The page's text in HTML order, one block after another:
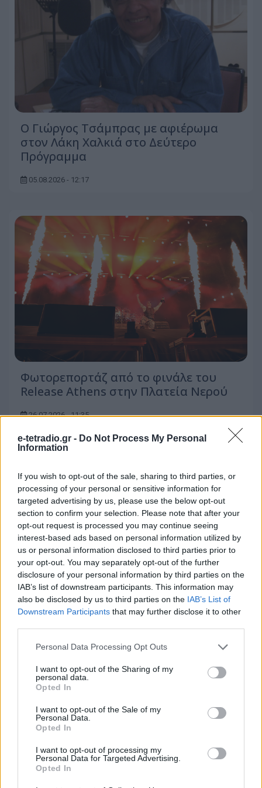
e-tetradio.gr - Do Not Process My Personal
Information
If you wish to opt-out of the sale, sharing to third parties, or
processing of your personal or sensitive information for
targeted advertising by us, please use the below opt-out
section to confirm your selection. Please note that after your
opt-out request is processed you may continue seeing
interest-based ads based on personal information utilized by
us or personal information disclosed to third parties prior to
your opt-out. You may separately opt-out of the further
disclosure of your personal information by third parties on the
IAB’s list of downstream participants. This information may
also be disclosed by us to third parties on the IAB’s List of
Downstream Participants that may further disclose it to other
Personal Data Processing Opt Outs
I want to opt-out of the Sharing of my
personal data.
Opted In
I want to opt-out of the Sale of my
Personal Data.
Opted In
I want to opt-out of processing my
Personal Data for Targeted Advertising.
Opted In
O Γιώργος Τσάμπρας με αφιέρωμα
στον Λάκη Χαλκιά στο Δεύτερο
Πρόγραμμα
05.08.2026 - 12:17
Φωτορεπορτάζ από το φινάλε του
Release Athens στην Πλατεία Νερού
26.07.2026 - 11:35
Το My Radio 104.6 έκανε αίτηση στο
ΕΣΡ για να μετατραπεί σε
ενημερωτικό ραδιόφωνο